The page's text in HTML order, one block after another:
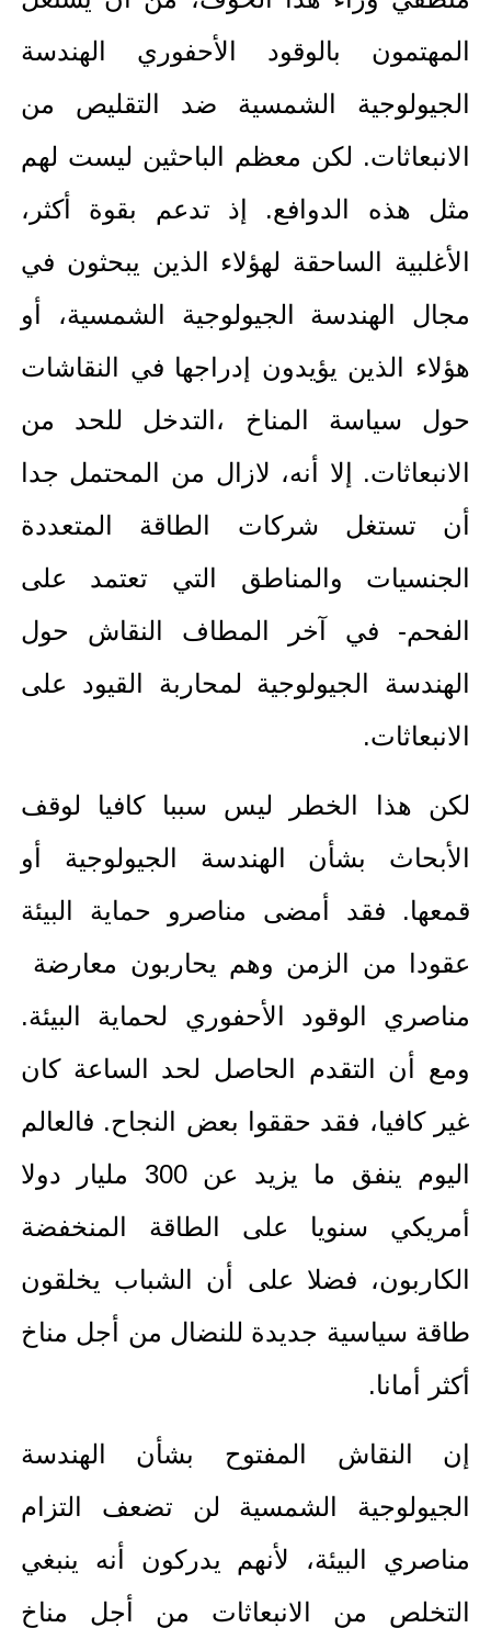
المهتمون بالوقود الأحفوري الهندسة
الجيولوجية الشمسية ضد التقليص من
الانبعاثات. لكن معظم الباحثين ليست لهم
مثل هذه الدوافع. إذ تدعم بقوة أكثر،
الأغلبية الساحقة لهؤلاء الذين يبحثون في
مجال الهندسة الجيولوجية الشمسية، أو
هؤلاء الذين يؤيدون إدراجها في النقاشات
حول سياسة المناخ ،التدخل للحد من
الانبعاثات. إلا أنه، لازال من المحتمل جدا
أن تستغل شركات الطاقة المتعددة
الجنسيات والمناطق التي تعتمد على
الفحم- في آخر المطاف النقاش حول
الهندسة الجيولوجية لمحاربة القيود على
الانبعاثات.
لكن هذا الخطر ليس سببا كافيا لوقف
الأبحاث بشأن الهندسة الجيولوجية أو
قمعها. فقد أمضى مناصرو حماية البيئة
عقودا من الزمن وهم يحاربون معارضة
مناصري الوقود الأحفوري لحماية البيئة.
ومع أن التقدم الحاصل لحد الساعة كان
غير كافيا، فقد حققوا بعض النجاح. فالعالم
اليوم ينفق ما يزيد عن 300 مليار دولا
أمريكي سنويا على الطاقة المنخفضة
الكاربون، فضلا على أن الشباب يخلقون
طاقة سياسية جديدة للنضال من أجل مناخ
أكثر أمانا.
إن النقاش المفتوح بشأن الهندسة
الجيولوجية الشمسية لن تضعف التزام
مناصري البيئة، لأنهم يدركون أنه ينبغي
التخلص من الانبعاثات من أجل مناخ